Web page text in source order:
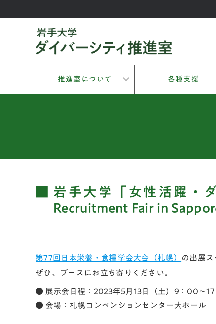
推進室について 各種支援
岩手大学「女性活躍・
Recruitment Fair in
第77回日本栄養・食糧学会大会（札幌）
の出展
ぜひ、ブースにお立ち寄りください。
● 展示会日程：2023年5月13日（土）9：00～
● 会場：札幌コンベンションセンター大ホール